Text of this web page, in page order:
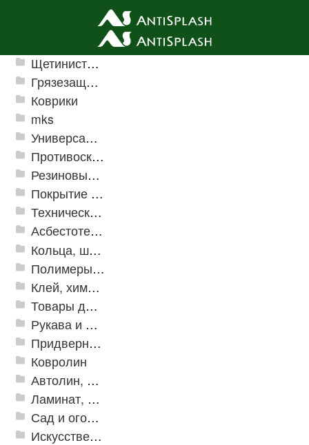
Ячеистые грязезащитные покрытия
Щетинистые покрытия
Грязезащитные, влаговпитывающие покрытия
Коврики
mks
Универсальные модульные покрытия
Противоскользящая защита для лестниц, профили, ленты
Резиновые и ПВХ дорожки
Покрытие из резиновой крошки
Техническая резина
Асбестотехнические и теплоизоляционные материалы
Кольца, шайбы, манжеты
Полимеры и пластики
Клей, химия, сопутствующие товары
Товары для дома
Рукава и шланги промышленные
Придверные решетки
Ковролин
Автолин, Транслин, Линолеум
Ламинат, Кварцвиниловая плитка SPC
Сад и огород
Искусственная трава